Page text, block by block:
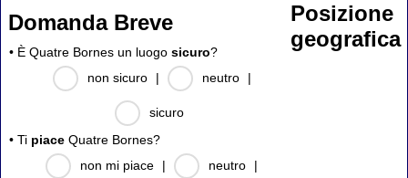
Domanda Breve
• È Quatre Bornes un luogo sicuro?
non sicuro
| neutro |
sicuro
• Ti piace Quatre Bornes?
non mi piace
| neutro |
Posizione
geografica